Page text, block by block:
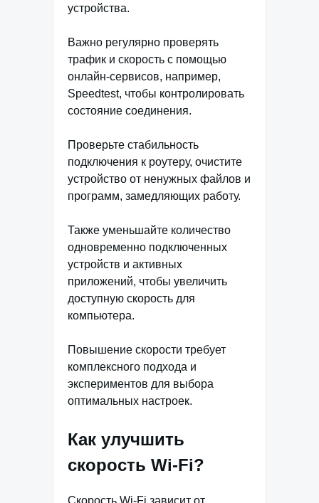
устройства.
Важно регулярно проверять
трафик и скорость с помощью
онлайн-сервисов, например,
Speedtest, чтобы контролировать
состояние соединения.
Проверьте стабильность
подключения к роутеру, очистите
устройство от ненужных файлов и
программ, замедляющих работу.
Также уменьшайте количество
одновременно подключенных
устройств и активных
приложений, чтобы увеличить
доступную скорость для
компьютера.
Повышение скорости требует
комплексного подхода и
экспериментов для выбора
оптимальных настроек.
Как улучшить
скорость Wi-Fi?
Скорость Wi-Fi зависит от